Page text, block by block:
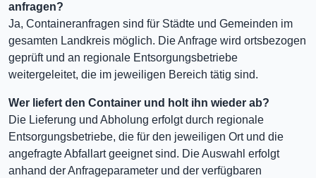
anfragen?
Ja, Containeranfragen sind für Städte und Gemeinden im
gesamten Landkreis möglich. Die Anfrage wird ortsbezogen
geprüft und an regionale Entsorgungsbetriebe
weitergeleitet, die im jeweiligen Bereich tätig sind.
Wer liefert den Container und holt ihn wieder ab?
Die Lieferung und Abholung erfolgt durch regionale
Entsorgungsbetriebe, die für den jeweiligen Ort und die
angefragte Abfallart geeignet sind. Die Auswahl erfolgt
anhand der Anfrageparameter und der verfügbaren